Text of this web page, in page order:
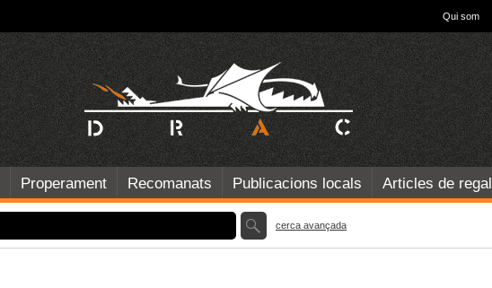
Qui som
Properament Recomanats Publicacions locals Articles de regal
cerca avançada